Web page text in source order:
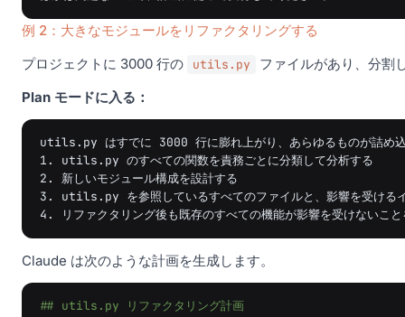
例 2：大きなモジュールをリファクタリングする
プロジェクトに 3000 行の
utils.py
ファイルがあり、分割
Plan モードに入る：
utils.py はすでに 3000 行に膨れ上がり、あらゆるものが詰め込
1. utils.py のすべての関数を責務ごとに分類して分析する
2. 新しいモジュール構成を設計する
3. utils.py を参照しているすべてのファイルと、影響を受ける
Claude は次のような計画を生成します。
## utils.py リファクタリング計画